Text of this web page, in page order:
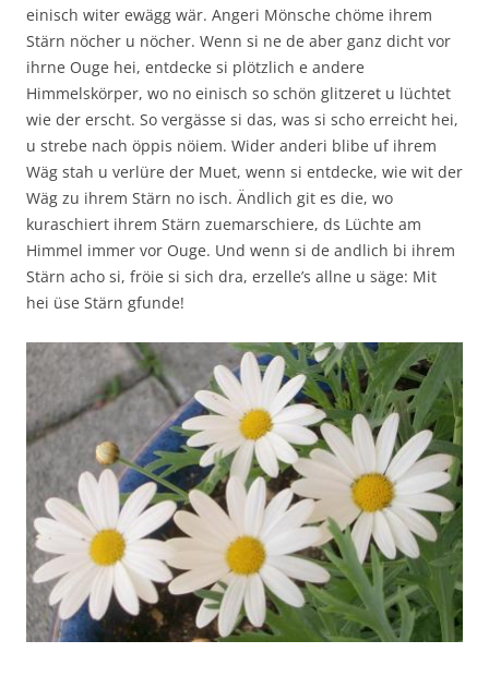
einisch witer ewägg wär. Angeri Mönsche chöme ihrem
Stärn nöcher u nöcher. Wenn si ne de aber ganz dicht vor
ihrne Ouge hei, entdecke si plötzlich e andere
Himmelskörper, wo no einisch so schön glitzeret u lüchtet
wie der erscht. So vergässe si das, was si scho erreicht hei,
u strebe nach öppis nöiem. Wider anderi blibe uf ihrem
Wäg stah u verlüre der Muet, wenn si entdecke, wie wit der
Wäg zu ihrem Stärn no isch. Ändlich git es die, wo
kuraschiert ihrem Stärn zuemarschiere, ds Lüchte am
Himmel immer vor Ouge. Und wenn si de andlich bi ihrem
Stärn acho si, fröie si sich dra, erzelle’s allne u säge: Mit
hei üse Stärn gfunde!